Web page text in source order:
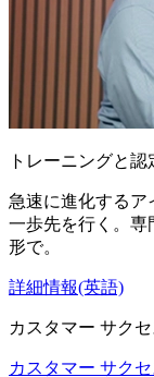
トレーニングと認
急速に進化するア
一歩先を行く。専
形で。
詳細情報(英語)
カスタマー サクセ
カスタマー サク